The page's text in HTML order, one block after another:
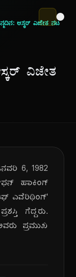
ಆಸ್ಕರ್ ವಿಜೇತ ನಟ
ವಿಜೇತ
6, 1982
ಹಾಕಿಂಗ್
ಎವೆರಿಥಿಂಗ್'
ಗೆದ್ದರು.
ಪ್ರಮುಖ